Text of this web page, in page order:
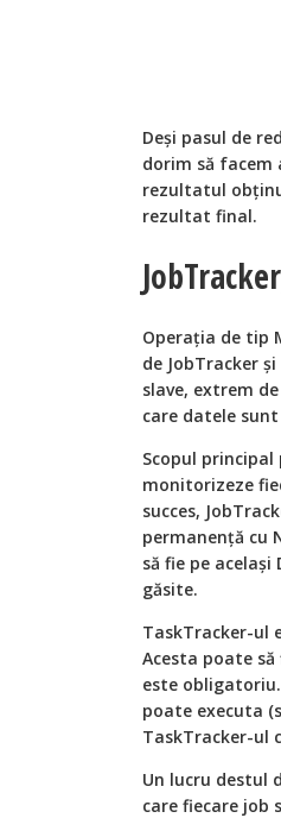
Deși pasul de
dorim să facem
rezultatul
rezultat final.
Operația de tip
de JobTracker
slave, extrem
care datele
Scopul principal
monitorizeze
succes,
permanență cu
să fie pe
găsite.
TaskTracker-ul
Acesta poate
este
poate executa
TaskTracker-ul
Un lucru destul
care fiecare job